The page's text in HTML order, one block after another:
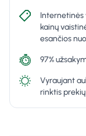
Internetinės
kainų
esančios
97%
Vyraujant
rinktis